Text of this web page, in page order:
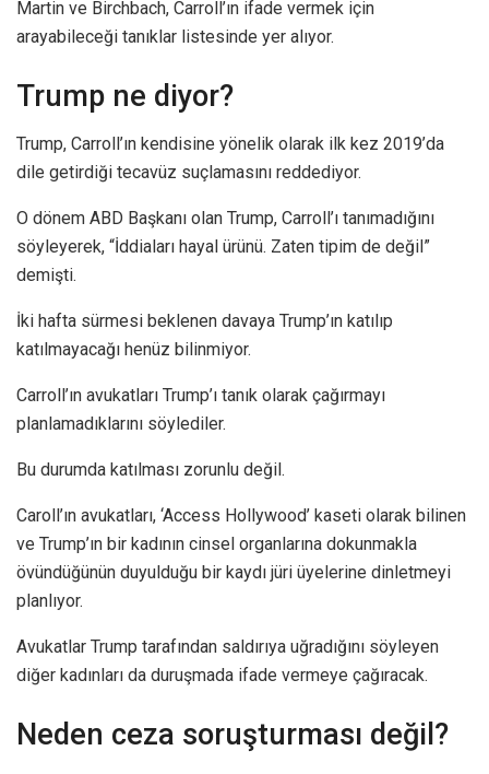
Martin ve Birchbach, Carroll’ın ifade vermek için
arayabileceği tanıklar listesinde yer alıyor.
Trump ne diyor?
Trump, Carroll’ın kendisine yönelik olarak ilk kez 2019’da
dile getirdiği tecavüz suçlamasını reddediyor.
O dönem ABD Başkanı olan Trump, Carroll’ı tanımadığını
söyleyerek, “İddiaları hayal ürünü. Zaten tipim de değil”
demişti.
İki hafta sürmesi beklenen davaya Trump’ın katılıp
katılmayacağı henüz bilinmiyor.
Carroll’ın avukatları Trump’ı tanık olarak çağırmayı
planlamadıklarını söylediler.
Bu durumda katılması zorunlu değil.
Caroll’ın avukatları, ‘Access Hollywood’ kaseti olarak bilinen
ve Trump’ın bir kadının cinsel organlarına dokunmakla
övündüğünün duyulduğu bir kaydı jüri üyelerine dinletmeyi
planlıyor.
Avukatlar Trump tarafından saldırıya uğradığını söyleyen
diğer kadınları da duruşmada ifade vermeye çağıracak.
Neden ceza soruşturması değil?